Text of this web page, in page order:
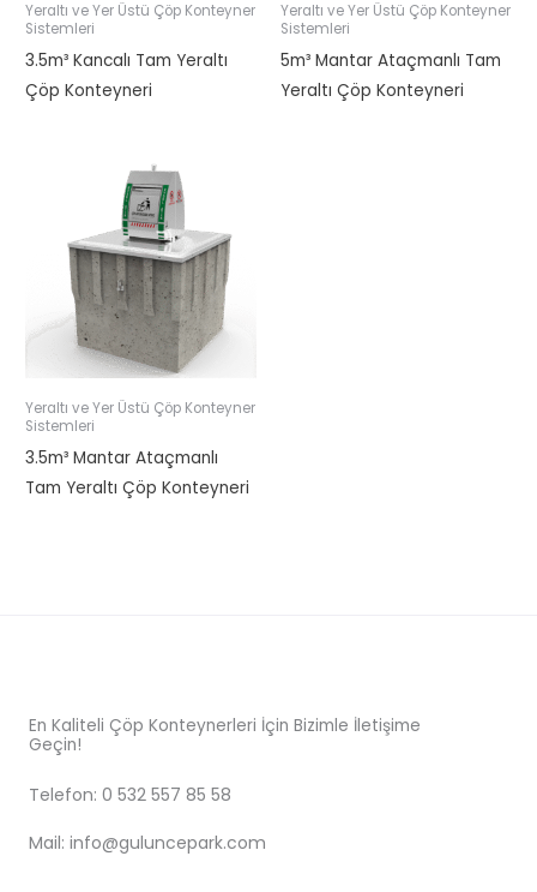
Yeraltı ve Yer Üstü Çöp Konteyner
Sistemleri
3.5m³ Kancalı Tam Yeraltı
Çöp Konteyneri
Yeraltı ve Yer Üstü Çöp Konteyner
Sistemleri
5m³ Mantar Ataçmanlı Tam
Yeraltı Çöp Konteyneri
Yeraltı ve Yer Üstü Çöp Konteyner
Sistemleri
3.5m³ Mantar Ataçmanlı
Tam Yeraltı Çöp Konteyneri
En Kaliteli Çöp Konteynerleri İçin Bizimle İletişime
Geçin!
Telefon: 0 532 557 85 58
Mail: info@guluncepark.com